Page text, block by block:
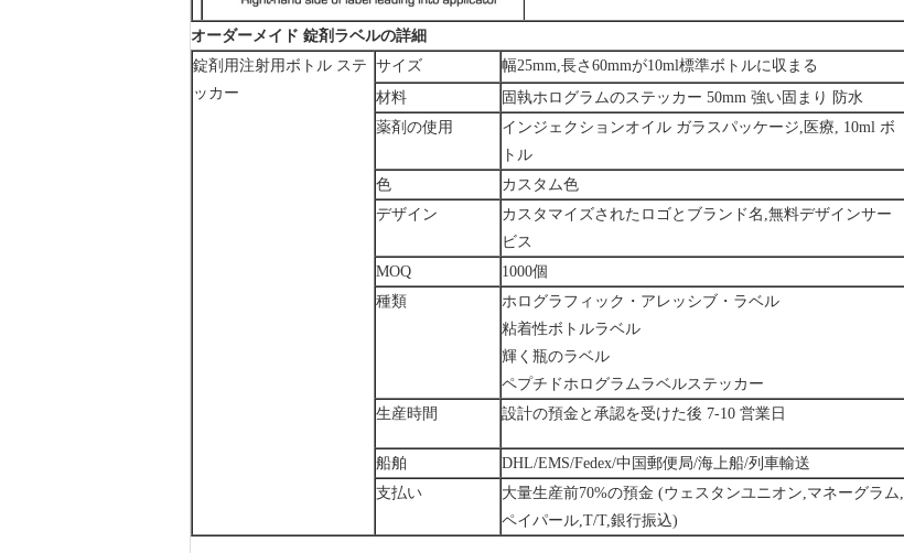
オーダーメイド 錠剤ラベルの詳細
錠剤用注射用ボトル ステ
ッカー
サイズ
幅25mm,長さ60mmが10ml標準ボトルに収まる
材料
固執ホログラムのステッカー 50mm 強い固まり 防水
薬剤の使用
インジェクションオイル ガラスパッケージ,医療, 10ml ボ
トル
色
カスタム色
デザイン
カスタマイズされたロゴとブランド名,無料デザインサー
ビス
MOQ
1000個
種類
ホログラフィック・アレッシブ・ラベル
粘着性ボトルラベル
輝く瓶のラベル
ペプチドホログラムラベルステッカー
生産時間
設計の預金と承認を受けた後 7-10 営業日
船舶
DHL/EMS/Fedex/中国郵便局/海上船/列車輸送
支払い
大量生産前70%の預金 (ウェスタンユニオン,マネーグラム,
ペイパール,T/T,銀行振込)